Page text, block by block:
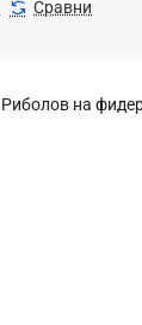
Сравни
Риболов на